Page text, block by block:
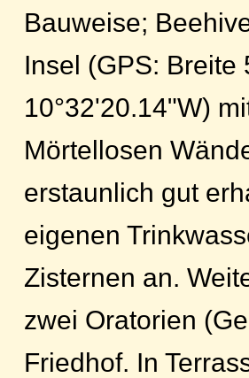
Bauweise;
Insel (GPS: Breite
10°32'20.14"W)
Mörtellosen
erstaunlich gut
eigenen
Zisternen an.
zwei Oratorien
Friedhof. In